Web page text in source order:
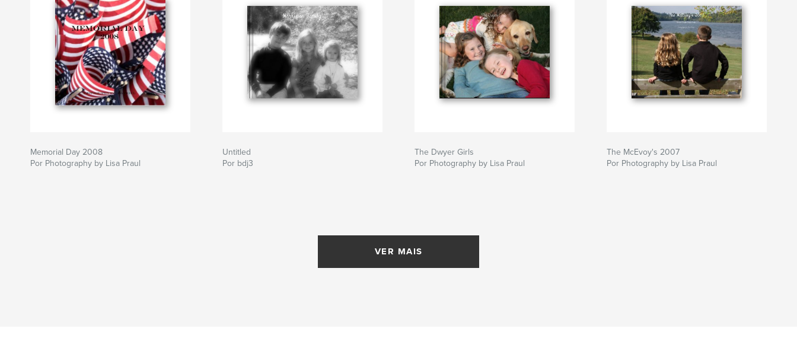
Memorial Day 2008
Por Photography by Lisa Praul
Untitled
Por bdj3
The Dwyer Girls
Por Photography by Lisa Praul
The McEvoy's 2007
Por Photography by Lisa Praul
VER MAIS